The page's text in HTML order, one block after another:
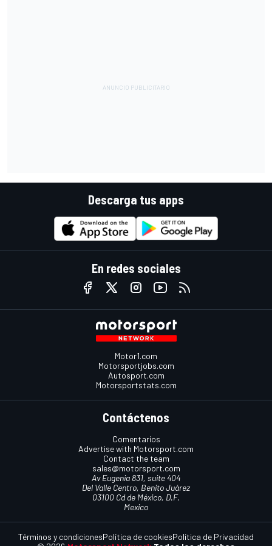
Descarga tus apps
En redes sociales
Motor1.com
Motorsportjobs.com
Autosport.com
Motorsportstats.com
Contáctenos
Comentarios
Advertise with Motorsport.com
Contact the team
sales@motorsport.com
Av Eugenia 831, suite 404
Del Valle Centro, Benito Juárez
03100 Cd de México, D.F.
Mexico
Términos y condicionesPolítica de cookiesPolítica de Privacidad